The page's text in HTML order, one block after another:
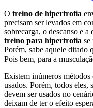
O treino de hipertrofia
precisam ser levados em
sobrecarga, o descanso e
treino para hipertrofia se
Porém, sabe aquele ditado
Pois bem, para a
Existem inúmeros
usados. Porém, todos eles,
devem ser usados no
deixam de ter o efeito